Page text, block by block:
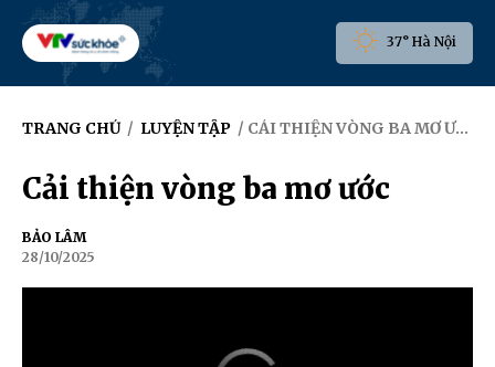
37° Hà Nội
TRANG CHỦ / LUYỆN TẬP / CẢI THIỆN VÒNG BA MƠ ƯỚC
Cải thiện vòng ba mơ ước
BẢO LÂM
28/10/2025